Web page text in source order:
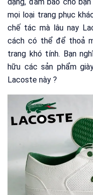
mọi loại trang phục
chế tác mà lâu nay
cách có thể để thoả
trang khó tính. Bạn
hữu các sản phẩm
Lacoste này ?